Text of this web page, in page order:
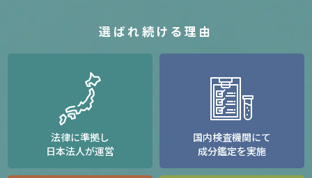
選ばれ続ける理由
法律に準拠し
日本法人が運営
国内検査機関にて
成分鑑定を実施